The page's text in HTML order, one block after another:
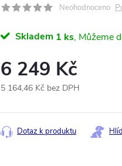
Neohodnoceno
Skladem 1 ks
6 249 Kč
5 164,46 Kč bez DPH
cena:
Dotaz k produktu